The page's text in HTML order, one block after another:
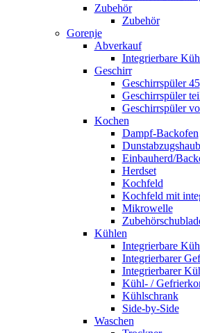
Zubehör
Zubehör
Gorenje
Abverkauf
Integrierbare
Geschirr
Geschirrspüler 45
Geschirrspüler
Geschirrspüler
Kochen
Dampf-Backofen
Einbauherd/
Herdset
Kochfeld
Kochfeld mit
Mikrowelle
Kühlen
Integrierbare
Integrierbarer
Integrierbarer
Kühl- /
Kühlschrank
Side-by-Side
Waschen